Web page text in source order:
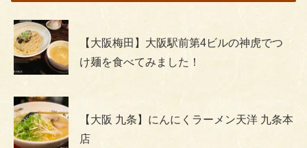
【大阪梅田】大阪駅前第4ビルの神虎でつ
け麺を食べてみました！
【大阪 九条】にんにくラーメン天洋 九条本
店